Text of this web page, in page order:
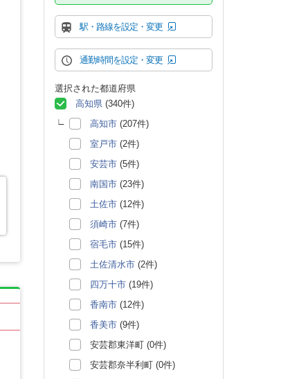
駅・路線を設定・変更
通勤時間を設定・変更
選択された都道府県
高知県 (340件)
高知市 (207件)
室戸市 (2件)
安芸市 (5件)
南国市 (23件)
土佐市 (12件)
須崎市 (7件)
宿毛市 (15件)
土佐清水市 (2件)
四万十市 (19件)
香南市 (12件)
香美市 (9件)
安芸郡東洋町 (0件)
安芸郡奈半利町 (0件)